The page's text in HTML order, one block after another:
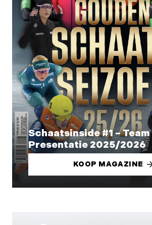
Schaatsinside #1 – Team
Presentatie 2025/2026
KOOP MAGAZINE